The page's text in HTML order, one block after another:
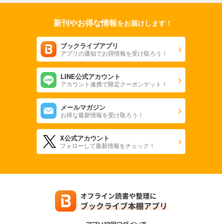
新刊やお得な情報をお届けします！
ブックライブアプリ
アプリの通知でお得情報を受け取ろう！
LINE公式アカウント
アカウント連携で限定クーポンゲット！
メールマガジン
お得な最新情報を受け取ろう！
X公式アカウント
フォローして最新情報をチェック！